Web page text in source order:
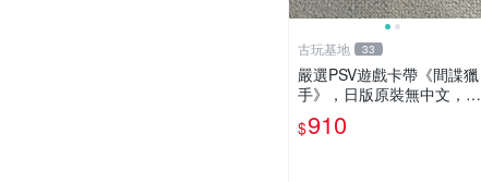
古玩基地 33
嚴選PSV遊戲卡帶《間諜獵
手》，日版原裝無中文，裸
卡狀態保真，金手指微瑕，
實測完美兼容。限量收藏推
$910